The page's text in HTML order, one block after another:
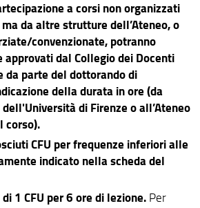
a corsi non organizzati
da altre strutture dell’Ateneo, o
convenzionate, potranno
approvati dal Collegio dei Docenti
da parte del dottorando di
della durata in ore (da
di Firenze o all’Ateneo
corso).
CFU per frequenze inferiori alle
indicato nella scheda del
1 CFU per 6 ore di lezione.Per